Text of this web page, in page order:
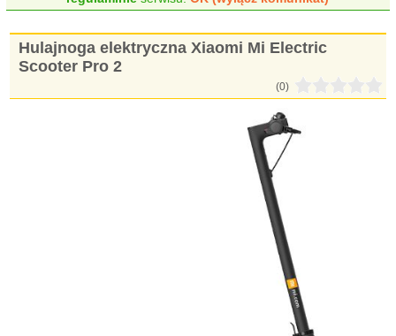
Hulajnoga elektryczna Xiaomi Mi Electric
Scooter Pro 2
(0)